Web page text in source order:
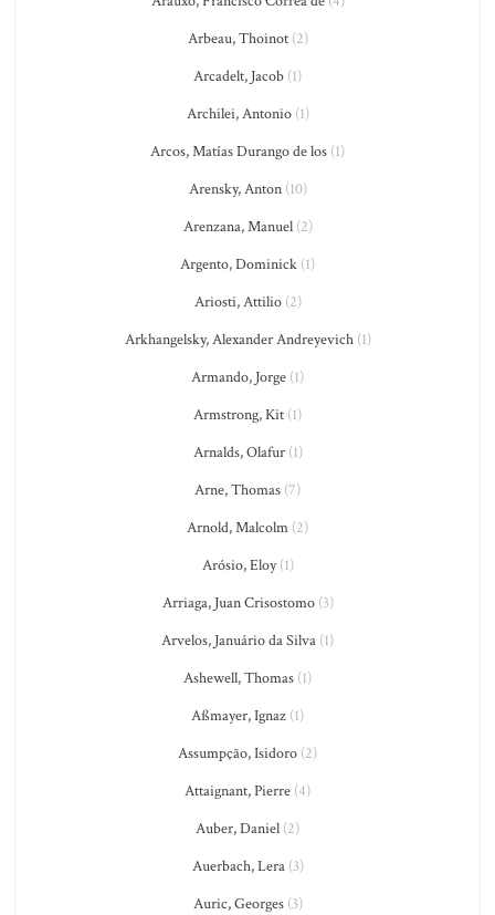
Arbeau, Thoinot(2)
Arcadelt, Jacob (1)
Archilei, Antonio(1)
Arcos, Matías Durango de los (1)
Arensky, Anton(10)
Arenzana, Manuel(2)
Argento, Dominick (1)
Ariosti, Attilio(2)
Arkhangelsky, Alexander Andreyevich(1)
Armando, Jorge (1)
Armstrong, Kit (1)
Arnalds, Olafur(1)
Arne, Thomas (7)
Arnold, Malcolm (2)
Arósio, Eloy(1)
Arriaga, Juan Crisostomo(3)
Arvelos, Januário da Silva (1)
Ashewell, Thomas (1)
Aßmayer, Ignaz (1)
Assumpção, Isidoro (2)
Attaignant, Pierre (4)
Auber, Daniel (2)
Auerbach, Lera(3)
Auric, Georges(3)